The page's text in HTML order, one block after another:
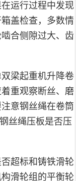
运行过程中发现
盖检查，多数情
合侧隙过大、齿
梁起重机升降卷
重观察断丝、磨
意钢丝绳在卷筒
丝绳压板是否压
超标和铸铁滑轮
滑轮组的平衡轮